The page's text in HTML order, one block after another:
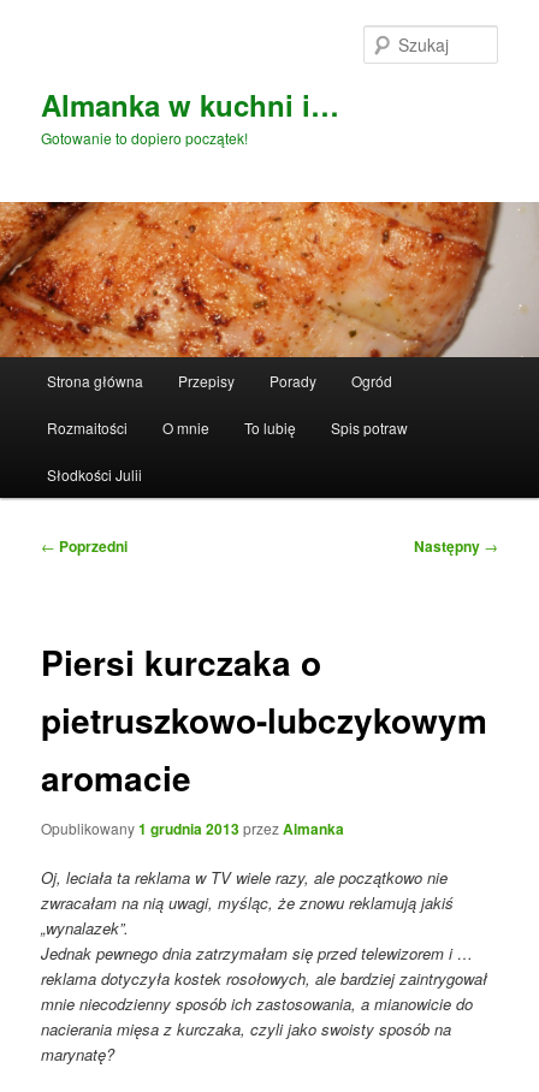
Almanka w kuchni i…
Gotowanie to dopiero początek!
Strona główna Przepisy Porady Ogród
Rozmaitości O mnie To lubię Spis potraw
Słodkości Julii
Nawigacja
← Poprzedni Następny →
Piersi kurczaka o
pietruszkowo-lubczykowym
aromacie
Opublikowany1 grudnia 2013przezAlmanka
Oj, leciała ta reklama w TV wiele razy, ale początkowo nie
zwracałam na nią uwagi, myśląc, że znowu reklamują jakiś
„wynalazek”.
Jednak pewnego dnia zatrzymałam się przed telewizorem i …
reklama dotyczyła kostek rosołowych, ale bardziej zaintrygował
mnie niecodzienny sposób ich zastosowania, a mianowicie do
nacierania mięsa z kurczaka, czyli jako swoisty sposób na
marynatę?